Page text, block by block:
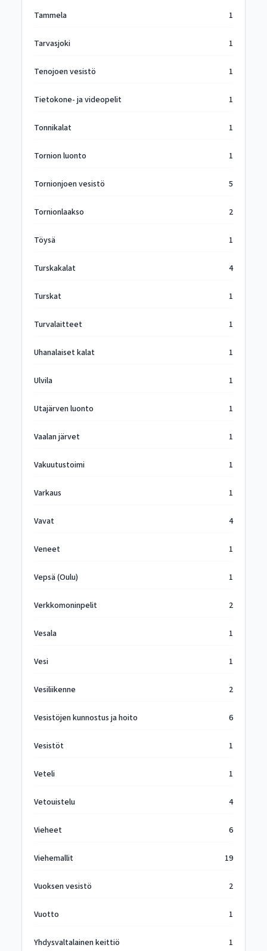
Tammela 1
Tarvasjoki 1
Tenojoen vesistö 1
Tietokone- ja videopelit 1
Tonnikalat 1
Tornion luonto 1
Tornionjoen vesistö 5
Tornionlaakso 2
Töysä 1
Turskakalat 4
Turskat 1
Turvalaitteet 1
Uhanalaiset kalat 1
Ulvila 1
Utajärven luonto 1
Vaalan järvet 1
Vakuutustoimi 1
Varkaus 1
Vavat 4
Veneet 1
Vepsä (Oulu) 1
Verkkomoninpelit 2
Vesala 1
Vesi 1
Vesiliikenne 2
Vesistöjen kunnostus ja hoito 6
Vesistöt 1
Veteli 1
Vetouistelu 4
Vieheet 6
Viehemallit 19
Vuoksen vesistö 2
Vuotto 1
Yhdysvaltalainen keittiö 1